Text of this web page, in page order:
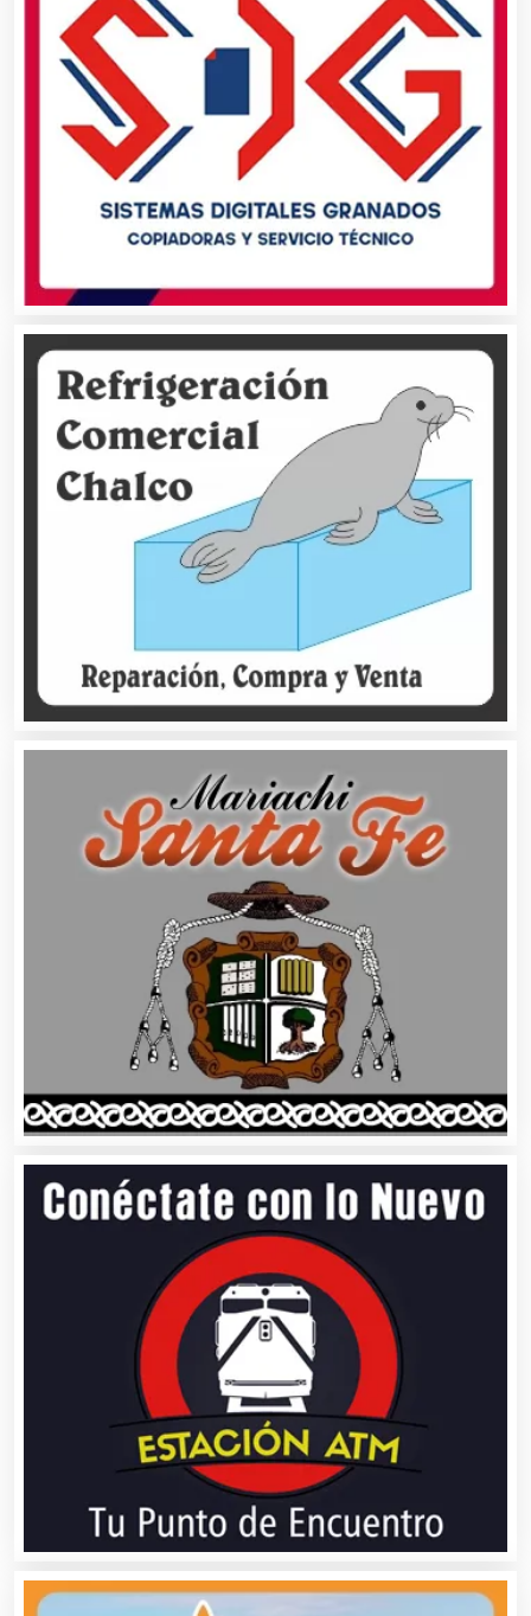
Asociaciones Civiles
Asociaciones Empresariales
Audio, Sonido e Iluminación
Audios para Eventos
Autobuses
Automatización
Autopartes Eléctricas
Avaluos
Bancos
Banquetes
Bebidas
Belleza
Bordados y Estampados
Boutiques